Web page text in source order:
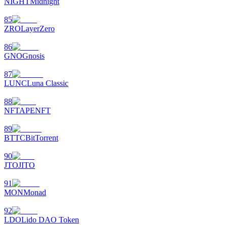
85
ZROLayerZero
86
GNOGnosis
87
LUNCLuna Classic
88
NFTAPENFT
89
BTTCBitTorrent
90
JTOJITO
91
MONMonad
92
LDOLido DAO Token